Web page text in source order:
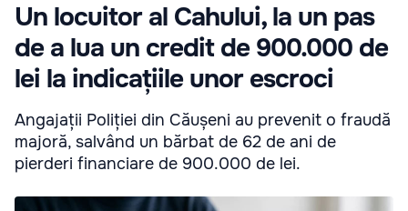
Un locuitor al Cahului, la un pas
de a lua un credit de 900.000 de
lei la indicațiile unor escroci
Angajații Poliției din Căușeni au prevenit o fraudă
majoră, salvând un bărbat de 62 de ani de
pierderi financiare de 900.000 de lei.